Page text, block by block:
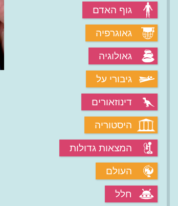
גוף האדם
גאוגרפיה
גאולוגיה
גיבורי על
דינוזאורים
היסטוריה
המצאות גדולות
העולם
חלל